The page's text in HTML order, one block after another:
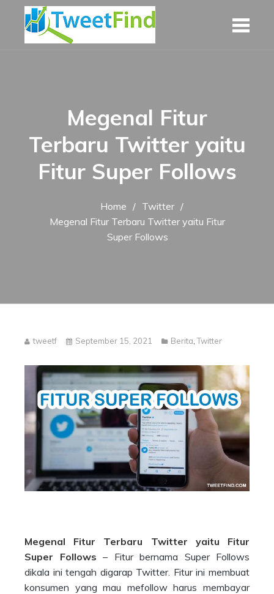
Megenal Fitur
Terbaru Twitter yaitu
Fitur Super Follows
Home
Twitter
Megenal Fitur Terbaru Twitter yaitu Fitur
Super Follows
tweetf September 15, 2021 Berita,Twitter
Megenal Fitur Terbaru Twitter yaitu Fitur
Super Follows – Fitur bernama Super Follows
dikala ini tengah digarap Twitter. Fitur ini membuat
konsumen yang mau mefollow harus membayar